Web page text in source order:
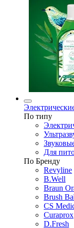
По типу
Для
По Бренду
Revyline
B.Well
Braun
Brush
CS
Curaprox
D.Fresh